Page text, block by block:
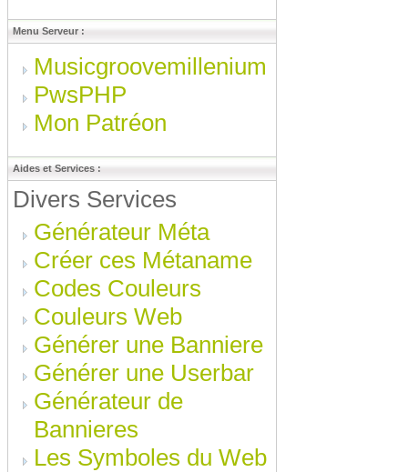
Menu Serveur :
Musicgroovemillenium
PwsPHP
Mon Patréon
Aides et Services :
Divers Services
Générateur Méta
Créer ces Métaname
Codes Couleurs
Couleurs Web
Générer une Banniere
Générer une Userbar
Générateur de
Bannieres
Les Symboles du Web